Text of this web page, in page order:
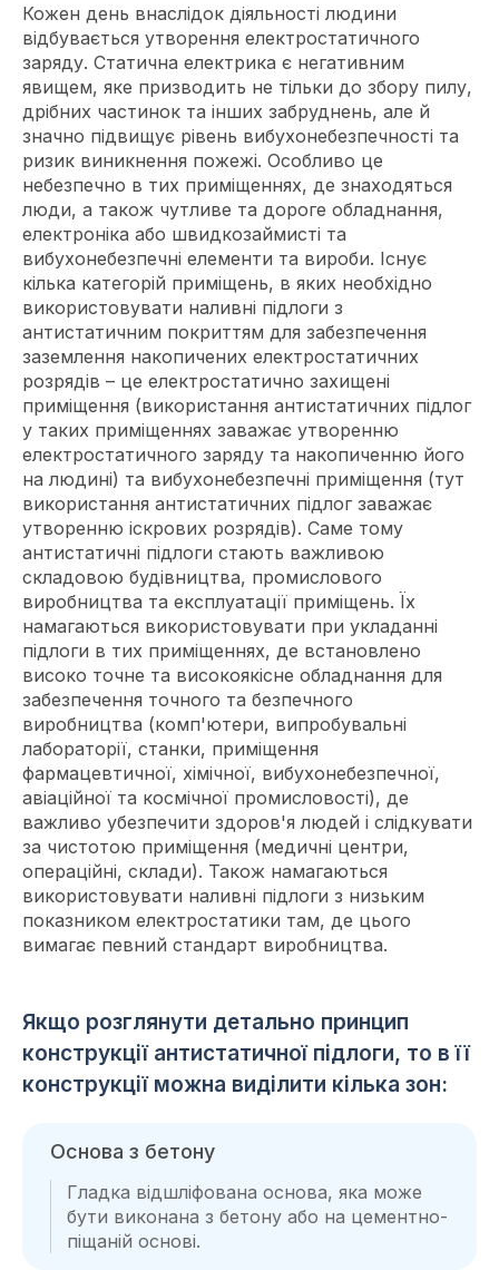
Кожен день внаслідок діяльності людини
відбувається утворення електростатичного
заряду. Статична електрика є негативним
явищем, яке призводить не тільки до збору пилу,
дрібних частинок та інших забруднень, але й
значно підвищує рівень вибухонебезпечності та
ризик виникнення пожежі. Особливо це
небезпечно в тих приміщеннях, де знаходяться
люди, а також чутливе та дороге обладнання,
електроніка або швидкозаймисті та
вибухонебезпечні елементи та вироби. Існує
кілька категорій приміщень, в яких необхідно
використовувати наливні підлоги з
антистатичним покриттям для забезпечення
заземлення накопичених електростатичних
розрядів – це електростатично захищені
приміщення (використання антистатичних підлог
у таких приміщеннях заважає утворенню
електростатичного заряду та накопиченню його
на людині) та вибухонебезпечні приміщення (тут
використання антистатичних підлог заважає
утворенню іскрових розрядів). Саме тому
антистатичні підлоги стають важливою
складовою будівництва, промислового
виробництва та експлуатації приміщень. Їх
намагаються використовувати при укладанні
підлоги в тих приміщеннях, де встановлено
високо точне та високоякісне обладнання для
забезпечення точного та безпечного
виробництва (комп'ютери, випробувальні
лабораторії, станки, приміщення
фармацевтичної, хімічної, вибухонебезпечної,
авіаційної та космічної промисловості), де
важливо убезпечити здоров'я людей і слідкувати
за чистотою приміщення (медичні центри,
операційні, склади). Також намагаються
використовувати наливні підлоги з низьким
показником електростатики там, де цього
вимагає певний стандарт виробництва.
Якщо розглянути детально принцип
конструкції антистатичної підлоги, то в її
конструкції можна виділити кілька зон:
Основа з бетону
Гладка відшліфована основа, яка може
бути виконана з бетону або на цементно-
піщаній основі.